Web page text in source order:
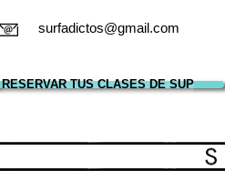
surfadictos@gmail.com
RESERVAR TUS CLASES DE SUP